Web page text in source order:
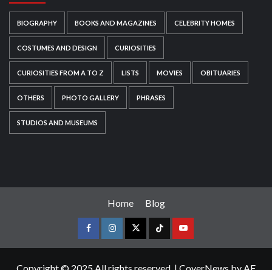
BIOGRAPHY BOOKS AND MAGAZINES CELEBRITY HOMES
COSTUMES AND DESIGN CURIOSITIES
CURIOSITIES FROM A TO Z LISTS MOVIES OBITUARIES
OTHERS PHOTO GALLERY PHRASES
STUDIOS AND MUSEUMS
Home Blog
Copyright © 2025 All rights reserved. | CoverNews by AF